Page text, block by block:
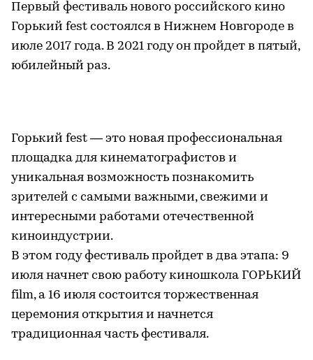
В этом году мы поменяли формат и
растянули выставку на два месяца, чтобы
как можно больше людей сумели ее
посетить. Вручение премии состоится 27
Фестиваль нового кино «Горький fest».
июля
Первый фестиваль нового российского кино
Горький fest состоялся в Нижнем Новгороде в
июле 2017 года. В 2021 году он пройдет в пятый,
юбилейный раз.